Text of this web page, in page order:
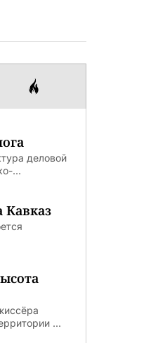
деловой
...
Кавказ
...